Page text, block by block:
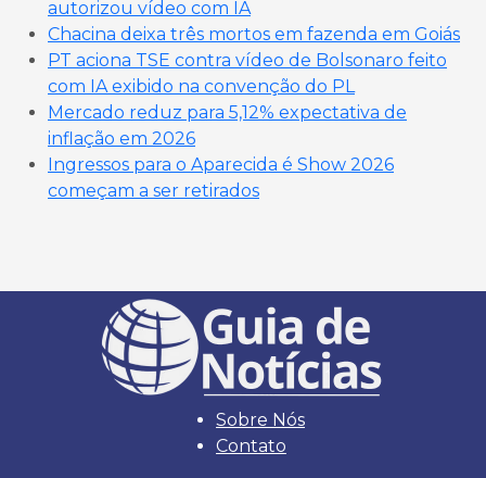
autorizou vídeo com IA
Chacina deixa três mortos em fazenda em Goiás
PT aciona TSE contra vídeo de Bolsonaro feito
com IA exibido na convenção do PL
Mercado reduz para 5,12% expectativa de
inflação em 2026
Ingressos para o Aparecida é Show 2026
começam a ser retirados
Sobre Nós
Contato